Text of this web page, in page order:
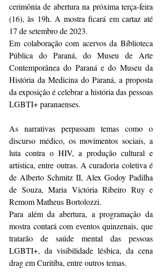
cerimônia de abertura na próxima terça-feira
(16), às 19h. A mostra ficará em cartaz até
17 de setembro de 2023.
Em colaboração com acervos da Biblioteca
Pública do Paraná, do Museu de Arte
Contemporânea do Paraná e do Museu da
História da Medicina do Paraná, a proposta
da exposição é celebrar a história das pessoas
LGBTI+ paranaenses.
As narrativas perpassam temas como o
discurso médico, os movimentos sociais, a
luta contra o HIV, a produção cultural e
artística, entre outras. A curadoria coletiva é
de Alberto Schmitz II, Alex Godoy Padilha
de Souza, Maria Victória Ribeiro Ruy e
Remom Matheus Bortolozzi.
Para além da abertura, a programação da
mostra contará com eventos quinzenais, que
tratarão de saúde mental das pessoas
LGBTI+, da visibilidade lésbica, da cena
drag em Curitiba, entre outros temas.